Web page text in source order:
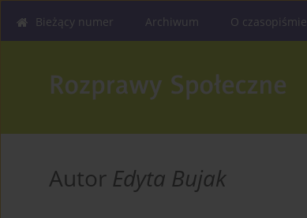
Bieżący numer Archiwum O czasopiśmie
Autor Edyta Bujak